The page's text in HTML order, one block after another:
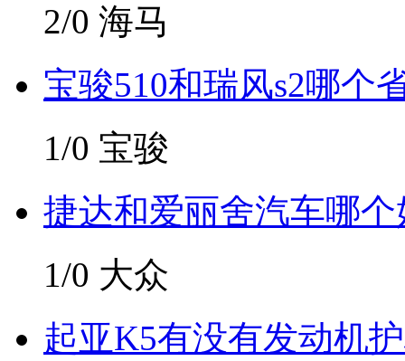
2/0 海马
宝骏510和瑞风s2哪个
1/0 宝骏
捷达和爱丽舍汽车哪个
1/0 大众
起亚K5有没有发动机